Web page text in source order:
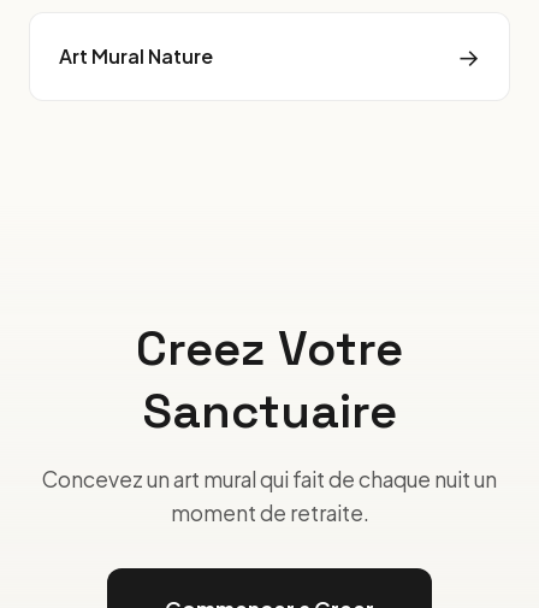
Art Mural Nature →
Creez Votre
Sanctuaire
Concevez un art mural qui fait de chaque nuit un
moment de retraite.